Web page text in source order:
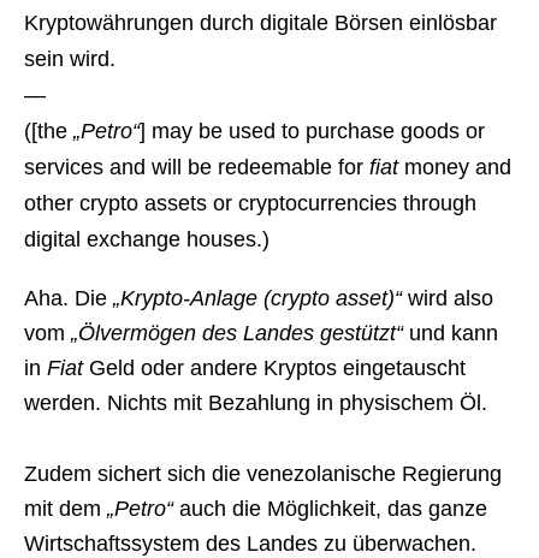
Kryptowährungen durch digitale Börsen einlösbar
sein wird.
—
([the „Petro“] may be used to purchase goods or
services and will be redeemable for fiatmoney and
other crypto assets or cryptocurrencies through
digital exchange houses.)
Aha. Die „Krypto-Anlage (crypto asset)“wird also
vom „Ölvermögen des Landes gestützt“und kann
in FiatGeld oder andere Kryptos eingetauscht
werden. Nichts mit Bezahlung in physischem Öl.
Zudem sichert sich die venezolanische Regierung
mit dem „Petro“auch die Möglichkeit, das ganze
Wirtschaftssystem des Landes zu überwachen.